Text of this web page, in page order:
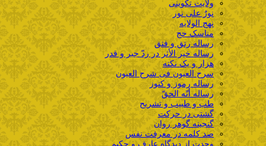
ولایت تکوینی
نورٌ علی نور
نهج الولایه
مناسک حج
رساله رتق و فتق
رساله خیر الأثر در ردّ جبر و قدر
هزار و یک نکته
سرح العیون فی شرح العیون
رساله رموز و کنوز
رساله أنّه الحقّ
طب و طبیب و تشریح
گشتی در حرکت
گنجینه گوهر روان
صد کلمه در معرفت نفس
وحدت از دیدگاه عارف و حکیم